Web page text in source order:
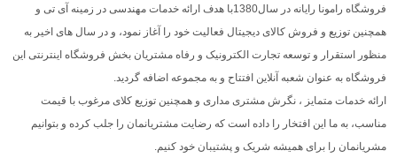
فروشگاه رامونا رایانه در سال1380با هدف ارائه خدمات مهندسی در زمینه آی تی و
همچنین توزیع و فروش کالای دیجیتال فعالیت خود را آغاز نمود، و در سال های اخیر به
منظور استقرار و توسعه تجارت الکترونیک و رفاه مشتریان بخش فروشگاه اینترنتی این
فروشگاه به عنوان شعبه آنلاین افتتاح و به مجموعه اضافه گردید.
ارائه خدمات متمایز ، نگرش مشتری مداری و همچنین توزیع کلای مرغوب با قیمت
مناسب، به ما این افتخار را داده است که رضایت مشتریانمان را جلب کرده و بتوانیم
مشریانمان را برای همیشه شریک و پشتیبان خود کنیم.